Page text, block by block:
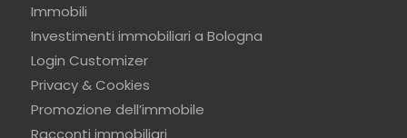
Immobili
Investimenti immobiliari a Bologna
Login Customizer
Privacy & Cookies
Promozione dell’immobile
Racconti immobiliari